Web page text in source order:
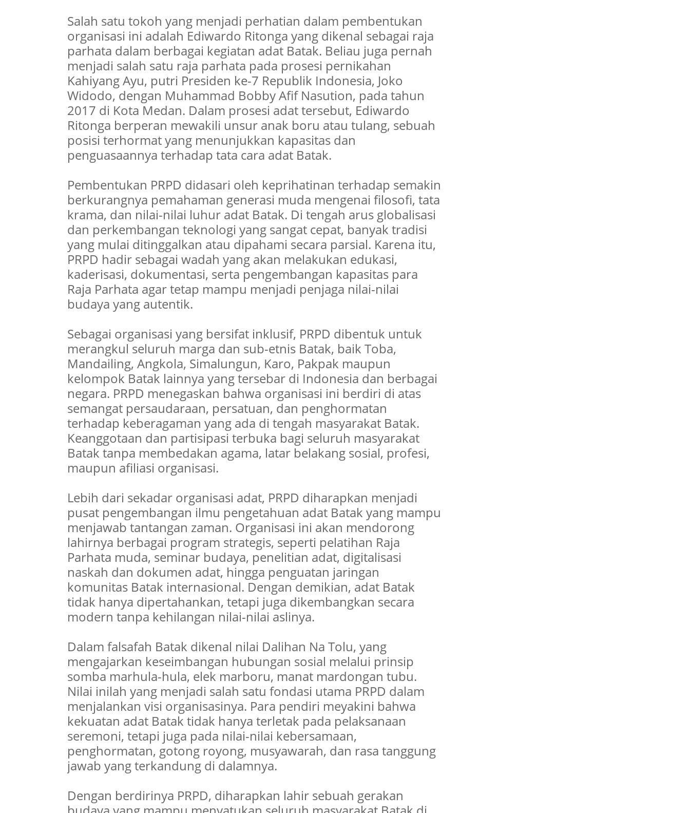
Salah satu tokoh yang menjadi perhatian dalam pembentukan
organisasi ini adalah Ediwardo Ritonga yang dikenal sebagai raja
parhata dalam berbagai kegiatan adat Batak. Beliau juga pernah
menjadi salah satu raja parhata pada prosesi pernikahan
Kahiyang Ayu, putri Presiden ke-7 Republik Indonesia, Joko
Widodo, dengan Muhammad Bobby Afif Nasution, pada tahun
2017 di Kota Medan. Dalam prosesi adat tersebut, Ediwardo
Ritonga berperan mewakili unsur anak boru atau tulang, sebuah
posisi terhormat yang menunjukkan kapasitas dan
penguasaannya terhadap tata cara adat Batak.
Pembentukan PRPD didasari oleh keprihatinan terhadap semakin
berkurangnya pemahaman generasi muda mengenai filosofi, tata
krama, dan nilai-nilai luhur adat Batak. Di tengah arus globalisasi
dan perkembangan teknologi yang sangat cepat, banyak tradisi
yang mulai ditinggalkan atau dipahami secara parsial. Karena itu,
PRPD hadir sebagai wadah yang akan melakukan edukasi,
kaderisasi, dokumentasi, serta pengembangan kapasitas para
Raja Parhata agar tetap mampu menjadi penjaga nilai-nilai
budaya yang autentik.
Sebagai organisasi yang bersifat inklusif, PRPD dibentuk untuk
merangkul seluruh marga dan sub-etnis Batak, baik Toba,
Mandailing, Angkola, Simalungun, Karo, Pakpak maupun
kelompok Batak lainnya yang tersebar di Indonesia dan berbagai
negara. PRPD menegaskan bahwa organisasi ini berdiri di atas
semangat persaudaraan, persatuan, dan penghormatan
terhadap keberagaman yang ada di tengah masyarakat Batak.
Keanggotaan dan partisipasi terbuka bagi seluruh masyarakat
Batak tanpa membedakan agama, latar belakang sosial, profesi,
maupun afiliasi organisasi.
Lebih dari sekadar organisasi adat, PRPD diharapkan menjadi
pusat pengembangan ilmu pengetahuan adat Batak yang mampu
menjawab tantangan zaman. Organisasi ini akan mendorong
lahirnya berbagai program strategis, seperti pelatihan Raja
Parhata muda, seminar budaya, penelitian adat, digitalisasi
naskah dan dokumen adat, hingga penguatan jaringan
komunitas Batak internasional. Dengan demikian, adat Batak
tidak hanya dipertahankan, tetapi juga dikembangkan secara
modern tanpa kehilangan nilai-nilai aslinya.
Dalam falsafah Batak dikenal nilai Dalihan Na Tolu, yang
mengajarkan keseimbangan hubungan sosial melalui prinsip
somba marhula-hula, elek marboru, manat mardongan tubu.
Nilai inilah yang menjadi salah satu fondasi utama PRPD dalam
menjalankan visi organisasinya. Para pendiri meyakini bahwa
kekuatan adat Batak tidak hanya terletak pada pelaksanaan
seremoni, tetapi juga pada nilai-nilai kebersamaan,
penghormatan, gotong royong, musyawarah, dan rasa tanggung
jawab yang terkandung di dalamnya.
Dengan berdirinya PRPD, diharapkan lahir sebuah gerakan